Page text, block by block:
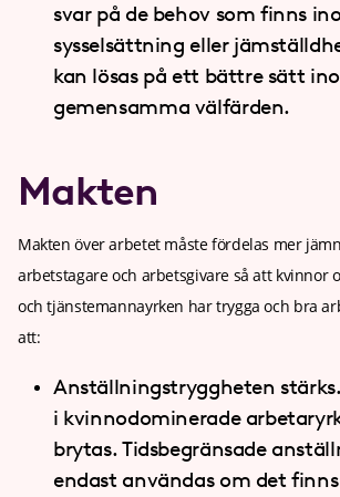
svar på de behov som finns
sysselsättning eller
kan lösas på ett bättre sätt
gemensamma välfärden.
Makten
Makten över arbetet måste fördelas mer
arbetstagare och arbetsgivare så att kvinnor
och tjänstemannayrken har trygga och bra
att:
Anställningstryggheten
i kvinnodominerade
brytas. Tidsbegränsade
endast användas om det